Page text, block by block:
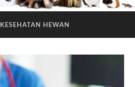
KESEHATAN HEWAN